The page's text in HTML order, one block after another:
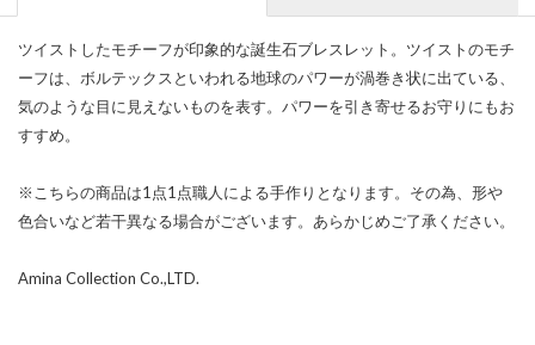
ツイストしたモチーフが印象的な誕生石ブレスレット。ツイストのモチ
ーフは、ボルテックスといわれる地球のパワーが渦巻き状に出ている、
気のような目に見えないものを表す。パワーを引き寄せるお守りにもお
すすめ。
※こちらの商品は1点1点職人による手作りとなります。その為、形や
色合いなど若干異なる場合がございます。あらかじめご了承ください。
Amina Collection Co.,LTD.